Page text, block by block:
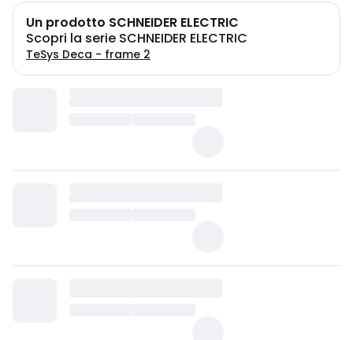
Un prodotto SCHNEIDER ELECTRIC
Scopri la serie SCHNEIDER ELECTRIC
TeSys Deca - frame 2